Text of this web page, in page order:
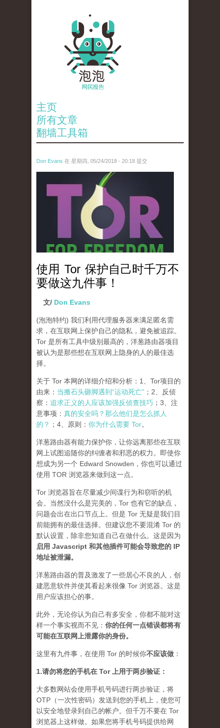
主页
所有文章
翻墙工具箱
Don Evans 在 星期四, 05/24/2018 - 20:18 提交
wechatimg1098.jpeg
使用 Tor 保护自己时千万不
要做这九件事！
文/ Don Evans
(泡泡特约) 我们利用代理服务器来满足匿名需
求，在互联网上保护自己的隐私，避免被追踪。
Tor 是所有工具中级别最高的，洋葱路由器项目
被认为是那些想在互联网上隐身的人的最佳选
择。
关于 Tor 本网的详细介绍和分析：1、Tor项目的
由来： 当搬石头砸脚遇到“运动死亡” ；2、反侦
察： 追求正义的人应该加强反侦查技巧 ；3、注
意事项： 真的安全吗？那么他们是怎么抓人
的？ ；4、原则： 你为什么需要 Tor。
洋葱路由器有能力保护你，让你远离那些在互联
网上试图追随你的纠缠者和邪恶的权力。即使你
想成为另一个 Edward Snowden，你也可以通过
使用 TOR 浏览器来做到这一点。
Tor 浏览器旨在尽量减少间谍行为和窃听的机
会。当然没什么是完美的，Tor 也有它的缺点，
问题会出在出口节点上。但是 Tor 无疑是我们目
前能拥有的最佳选择。但建议您不要混淆 Tor 的
默认设置，除非您知道自己在做什么。这是因为
启用 Javascript 和其他插件可能会导致您的 IP
地址被泄漏。
洋葱路由器的普及激发了一些居心不良的人，创
建恶意软件并使其看起来很像 Tor 浏览器。这是
用户应该担心的事。
此外，无论你认为自己有多安全，你都不能对这
样一个事实视而不见： 你的任何一点错误都将有
可能在互联网上泄露你的身份。
这里有九件事，在使用 Tor 的时候你不应该做 ：
1.请勿将您的手机在 Tor 上用于两步验证：
大多数网站会使用手机号码进行两步验证，将
OTP（一次性密码）发送到您的手机上，使您可
以安全地登录到自己的帐户。但千万不要在 Tor
浏览器上这样做。如果您将手机号码提供给网